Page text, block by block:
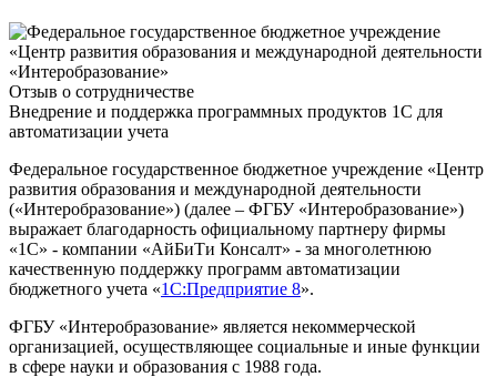
Отзыв о сотрудничестве
Внедрение и поддержка программных продуктов 1С для
автоматизации учета
Федеральное государственное бюджетное учреждение «Центр
развития образования и международной деятельности
(«Интеробразование») (далее – ФГБУ «Интеробразование»)
выражает благодарность официальному партнеру фирмы
«1С» - компании «АйБиТи Консалт» - за многолетнюю
качественную поддержку программ автоматизации
бюджетного учета «1С:Предприятие 8».
ФГБУ «Интеробразование» является некоммерческой
организацией, осуществляющее социальные и иные функции
в сфере науки и образования с 1988 года.